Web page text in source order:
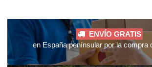
ENVÍO GRATIS
en España penínsular por la compra